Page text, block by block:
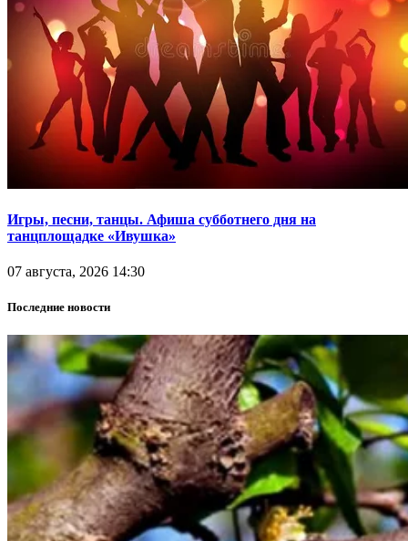
Игры, песни, танцы. Афиша субботнего дня на
танцплощадке «Ивушка»
07 августа, 2026 14:30
Последние новости